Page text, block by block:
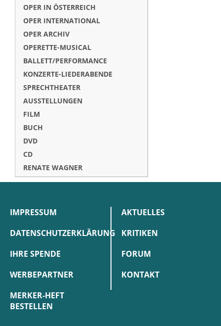
OPER IN ÖSTERREICH
OPER INTERNATIONAL
OPER ARCHIV
OPERETTE-MUSICAL
BALLETT/PERFORMANCE
KONZERTE-LIEDERABENDE
SPRECHTHEATER
AUSSTELLUNGEN
FILM
BUCH
DVD
CD
RENATE WAGNER
IMPRESSUM
DATENSCHUTZERKLÄRUNG
IHRE SPENDE
WERBEPARTNER
MERKER-HEFT
BESTELLEN
AKTUELLES
KRITIKEN
FORUM
KONTAKT